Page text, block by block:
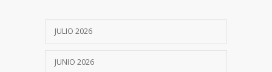
JULIO 2026
JUNIO 2026